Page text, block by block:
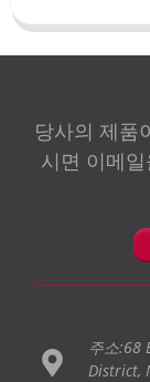
당사의 제품
시면 이메
주소:68
District,